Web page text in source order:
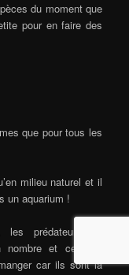
du moment que
pour en faire des
que pour tous les
milieu naturel et il
un aquarium !
prédateurs de
et cela ne
car ils sont la